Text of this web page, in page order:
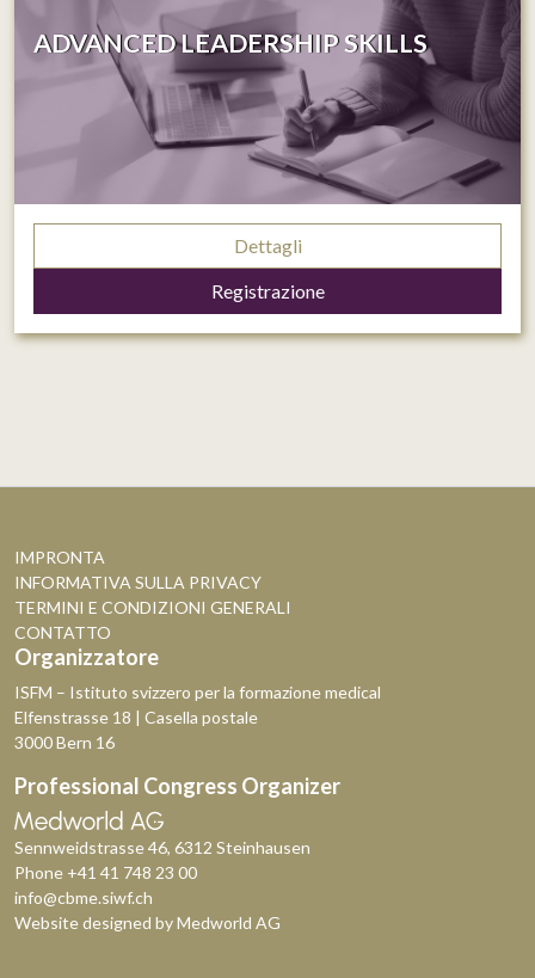
ADVANCED LEADERSHIP SKILLS
Dettagli
Registrazione
IMPRONTA
INFORMATIVA SULLA PRIVACY
TERMINI E CONDIZIONI GENERALI
CONTATTO
Organizzatore
ISFM – Istituto svizzero per la formazione medical
Elfenstrasse 18 | Casella postale
3000 Bern 16
Professional Congress Organizer
Sennweidstrasse 46, 6312 Steinhausen
Phone +41 41 748 23 00
info@cbme.siwf.ch
Website designed byMedworld AG